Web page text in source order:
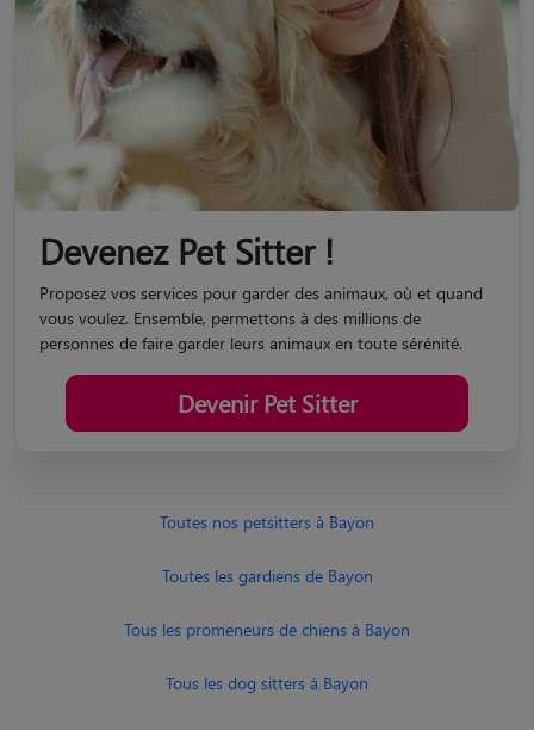
Devenez Pet Sitter !
Proposez vos services pour garder des animaux, où et quand
vous voulez. Ensemble, permettons à des millions de
personnes de faire garder leurs animaux en toute sérénité.
Devenir Pet Sitter
Toutes nos petsitters à Bayon
Toutes les gardiens de Bayon
Tous les promeneurs de chiens à Bayon
Tous les dog sitters à Bayon